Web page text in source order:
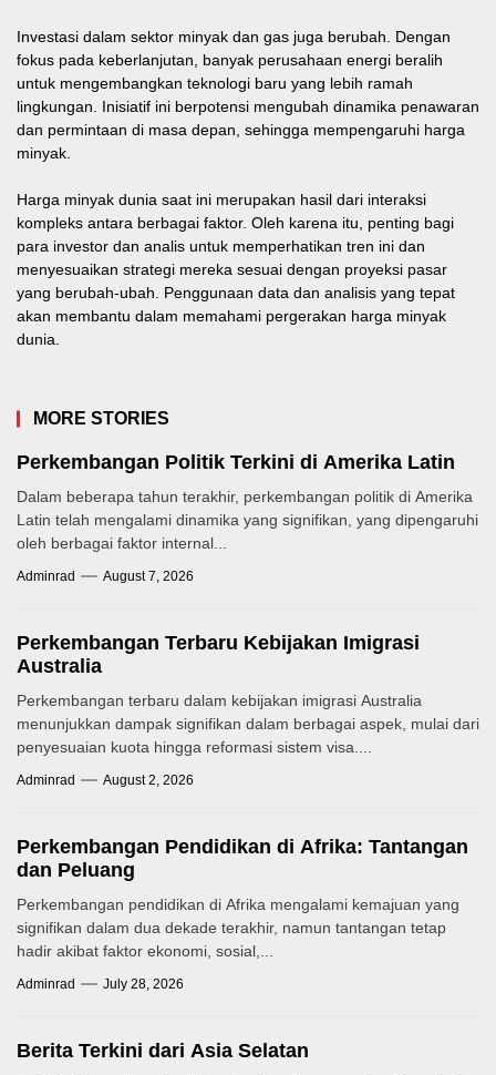
Investasi dalam sektor minyak dan gas juga berubah. Dengan
fokus pada keberlanjutan, banyak perusahaan energi beralih
untuk mengembangkan teknologi baru yang lebih ramah
lingkungan. Inisiatif ini berpotensi mengubah dinamika penawaran
dan permintaan di masa depan, sehingga mempengaruhi harga
minyak.
Harga minyak dunia saat ini merupakan hasil dari interaksi
kompleks antara berbagai faktor. Oleh karena itu, penting bagi
para investor dan analis untuk memperhatikan tren ini dan
menyesuaikan strategi mereka sesuai dengan proyeksi pasar
yang berubah-ubah. Penggunaan data dan analisis yang tepat
akan membantu dalam memahami pergerakan harga minyak
dunia.
MORE STORIES
Perkembangan Politik Terkini di Amerika Latin
Dalam beberapa tahun terakhir, perkembangan politik di Amerika
Latin telah mengalami dinamika yang signifikan, yang dipengaruhi
oleh berbagai faktor internal...
Adminrad August 7, 2026
Perkembangan Terbaru Kebijakan Imigrasi
Australia
Perkembangan terbaru dalam kebijakan imigrasi Australia
menunjukkan dampak signifikan dalam berbagai aspek, mulai dari
penyesuaian kuota hingga reformasi sistem visa....
Adminrad August 2, 2026
Perkembangan Pendidikan di Afrika: Tantangan
dan Peluang
Perkembangan pendidikan di Afrika mengalami kemajuan yang
signifikan dalam dua dekade terakhir, namun tantangan tetap
hadir akibat faktor ekonomi, sosial,...
Adminrad July 28, 2026
Berita Terkini dari Asia Selatan